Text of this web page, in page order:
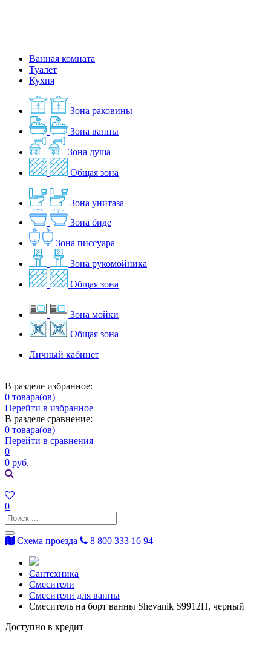
Ванная комната
Туалет
Кухня
Зона раковины
Зона ванны
Зона душа
Общая зона
Зона унитаза
Зона биде
Зона писсуара
Зона рукомойника
Общая зона
Зона мойки
Общая зона
Личный кабинет
В разделе избранное:
0 товара(ов)
Перейти в избранное
В разделе сравнение:
0 товара(ов)
Перейти в сравнения
0
0 руб.
0
Схема проезда 8 800 333 16 94
Сантехника
Смесители
Смесители для ванны
Смеситель на борт ванны Shevanik S9912H, черный
Доступно в кредит